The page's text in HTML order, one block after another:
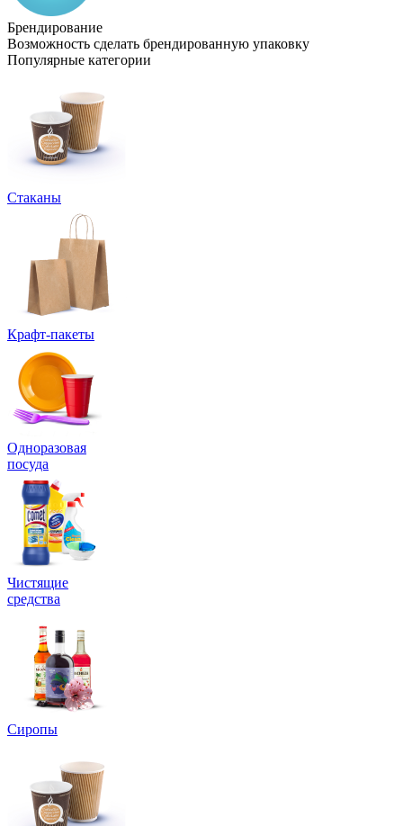
Брендирование
Возможность сделать брендированную упаковку
Популярные категории
Стаканы
Крафт-пакеты
Одноразовая
посуда
Чистящие
средства
Сиропы